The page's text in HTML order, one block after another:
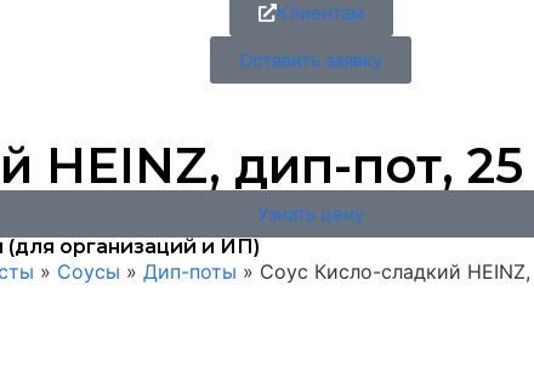
Клиентам
Оставить заявку
HEINZ, дип-пот,
Узнать цену
организаций и ИП)
» Соусы » Дип-поты » Соус Кисло-сладкий